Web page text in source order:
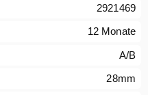
2921469
12 Monate
A/B
28mm